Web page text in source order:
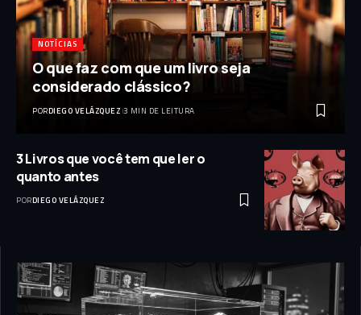
NOTÍCIAS
O que faz com que um livro seja
considerado clássico?
PORDIEGO VELÁZQUEZ 3 MIN DE LEITURA
3 Livros que você tem que ler o
quanto antes
PORDIEGO VELÁZQUEZ